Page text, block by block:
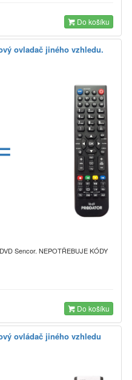
Do košíku
ovladač jiného vzhledu.
Sencor. NEPOTŘEBUJE KÓDY
Do košíku
ovládač jiného vzhledu